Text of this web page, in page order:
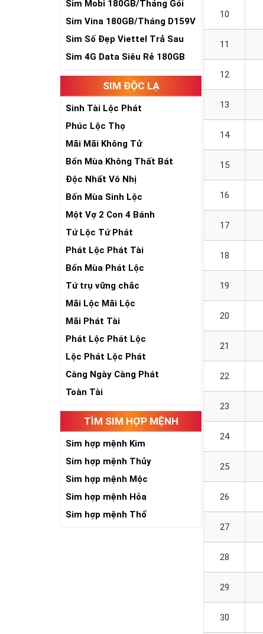
Sim Mobi 180GB/Tháng Gói
TK159
Sim Vina 180GB/Tháng D159V
Sim Số Đẹp Viettel Trả Sau
Sim 4G Data Siêu Rẻ 180GB
SIM ĐỘC LẠ
Sinh Tài Lộc Phát
Phúc Lộc Thọ
Mãi Mãi Không Tử
Bốn Mùa Không Thất Bát
Độc Nhất Vô Nhị
Bốn Mùa Sinh Lộc
Một Vợ 2 Con 4 Bánh
Tứ Lộc Tứ Phát
Phát Lộc Phát Tài
Bốn Mùa Phát Lộc
Tứ trụ vững chắc
Mãi Lộc Mãi Lộc
Mãi Phát Tài
Phát Lộc Phát Lộc
Lộc Phát Lộc Phát
Càng Ngày Càng Phát
Toàn Tài
TÌM SIM HỢP MỆNH
Sim hợp mệnh Kim
Sim hợp mệnh Thủy
Sim hợp mệnh Mộc
Sim hợp mệnh Hỏa
Sim hợp mệnh Thổ
10
11
12
13
14
15
16
17
18
19
20
21
22
23
24
25
26
27
28
29
30